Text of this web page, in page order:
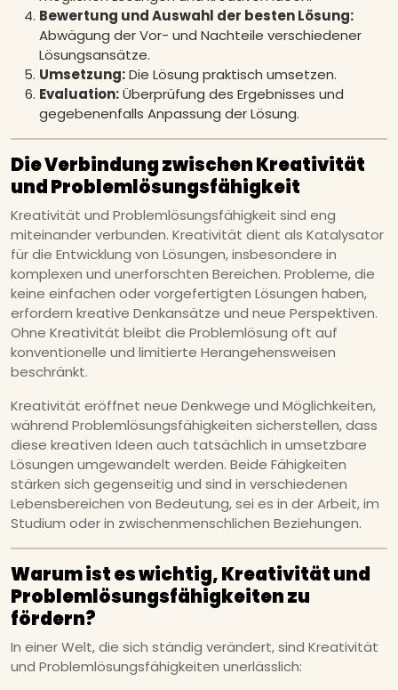
Bewertung und Auswahl der besten Lösung:
Abwägung der Vor- und Nachteile verschiedener
Lösungsansätze.
Umsetzung:Die Lösung praktisch umsetzen.
Evaluation:Überprüfung des Ergebnisses und
gegebenenfalls Anpassung der Lösung.
Die Verbindung zwischen Kreativität
und Problemlösungsfähigkeit
Kreativität und Problemlösungsfähigkeit sind eng
miteinander verbunden. Kreativität dient als Katalysator
für die Entwicklung von Lösungen, insbesondere in
komplexen und unerforschten Bereichen. Probleme, die
keine einfachen oder vorgefertigten Lösungen haben,
erfordern kreative Denkansätze und neue Perspektiven.
Ohne Kreativität bleibt die Problemlösung oft auf
konventionelle und limitierte Herangehensweisen
beschränkt.
Kreativität eröffnet neue Denkwege und Möglichkeiten,
während Problemlösungsfähigkeiten sicherstellen, dass
diese kreativen Ideen auch tatsächlich in umsetzbare
Lösungen umgewandelt werden. Beide Fähigkeiten
stärken sich gegenseitig und sind in verschiedenen
Lebensbereichen von Bedeutung, sei es in der Arbeit, im
Studium oder in zwischenmenschlichen Beziehungen.
Warum ist es wichtig, Kreativität und
Problemlösungsfähigkeiten zu
fördern?
In einer Welt, die sich ständig verändert, sind Kreativität
und Problemlösungsfähigkeiten unerlässlich: